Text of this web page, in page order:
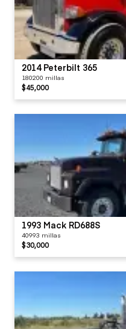
2014 Peterbilt 365
180200 millas
$45,000
1993 Mack RD688S
40993 millas
$30,000